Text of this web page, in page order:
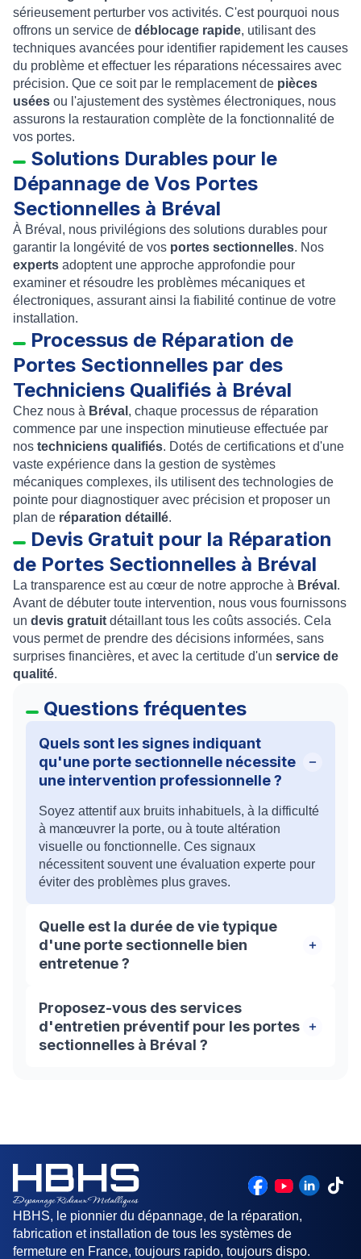
sérieusement perturber vos activités. C'est pourquoi nous
offrons un service de déblocage rapide, utilisant des
techniques avancées pour identifier rapidement les causes
du problème et effectuer les réparations nécessaires avec
précision. Que ce soit par le remplacement de pièces
usées ou l'ajustement des systèmes électroniques, nous
assurons la restauration complète de la fonctionnalité de
vos portes.
Solutions Durables pour le
Dépannage de Vos Portes
Sectionnelles à Bréval
À Bréval, nous privilégions des solutions durables pour
garantir la longévité de vos portes sectionnelles. Nos
experts adoptent une approche approfondie pour
examiner et résoudre les problèmes mécaniques et
électroniques, assurant ainsi la fiabilité continue de votre
installation.
Processus de Réparation de
Portes Sectionnelles par des
Techniciens Qualifiés à Bréval
Chez nous à Bréval , chaque processus de réparation
commence par une inspection minutieuse effectuée par
nos techniciens qualifiés. Dotés de certifications et d'une
vaste expérience dans la gestion de systèmes
mécaniques complexes, ils utilisent des technologies de
pointe pour diagnostiquer avec précision et proposer un
plan de réparation détaillé.
Devis Gratuit pour la Réparation
de Portes Sectionnelles à Bréval
La transparence est au cœur de notre approche à Bréval .
Avant de débuter toute intervention, nous vous fournissons
un devis gratuit détaillant tous les coûts associés. Cela
vous permet de prendre des décisions informées, sans
surprises financières, et avec la certitude d'un service de
qualité.
Questions fréquentes
Quels sont les signes indiquant
qu'une porte sectionnelle nécessite
une intervention professionnelle ?
Soyez attentif aux bruits inhabituels, à la difficulté
à manœuvrer la porte, ou à toute altération
visuelle ou fonctionnelle. Ces signaux
nécessitent souvent une évaluation experte pour
éviter des problèmes plus graves.
Quelle est la durée de vie typique
d'une porte sectionnelle bien
entretenue ?
Une porte sectionnelle peut durer entre 15 et 20
ans avec un entretien régulier approprié, bien que
cela puisse varier en fonction de l'utilisation et
Proposez-vous des services
d'entretien préventif pour les portes
sectionnelles à Bréval ?
HBHS, le pionnier du dépannage, de la réparation,
fabrication et installation de tous les systèmes de
fermeture en France, toujours rapido, toujours dispo.